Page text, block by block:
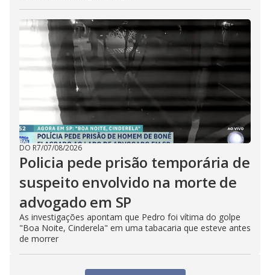
DO R7/07/08/2026
Policia pede prisão temporária de
suspeito envolvido na morte de
advogado em SP
As investigações apontam que Pedro foi vítima do golpe
"Boa Noite, Cinderela" em uma tabacaria que esteve antes
de morrer